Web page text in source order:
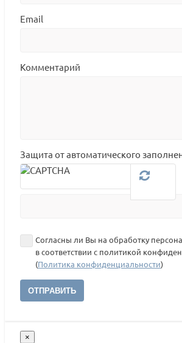
Email
Комментарий
Защита от автоматического
Согласны ли Вы на обработку
в соответствии с политикой
(Политика конфиденциальности)
ОТПРАВИТЬ
×